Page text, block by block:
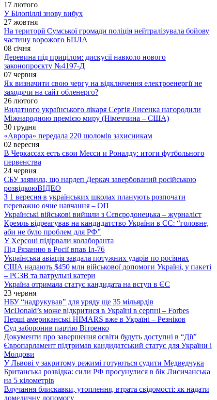
17 лютого
У Білопіллі знову вибух
27 жовтня
На території Сумської громади поліція нейтралізувала бойову
частину ворожого БПЛА
08 січня
Деревина під прицілом: дискусії навколо нового
законопроєкту №4197-Д
07 червня
Як визначити свою чергу на відключення електроенергії не
заходячи на сайт обленерго?
26 лютого
Видатного українського лікаря Сергія Лисенка нагородили
Міжнародною премією миру (Німеччина – США)
30 грудня
«Аврора» передала 220 шоломів захисникам
02 вересня
В Черкассах есть свои Месси и Роналду: итоги футбольного
первенства
24 червня
СБУ заявила, що нардеп Деркач завербований російською
розвідкоюВІДЕО
З 1 вересня в українських школах планують розпочати
переважно очне навчання – ОП
Українські військові вийшли з Сєвєродонецька – журналіст
Кремль відреагував на кандидатство України в ЄС: “головне,
аби не було проблем для РФ”
У Херсоні підірвали колаборанта
Під Рязанню в Росії впав Іл-76
Українська авіація завдала потужних ударів по росіянах
США надають $450 млн військової допомоги Україні, у пакеті
– РСЗВ та патрульні катери
Україна отримала статус кандидата на вступ в ЄС
23 червня
НБУ “надрукував” для уряду ще 35 мільярдів
McDonald’s може відкритися в Україні в серпні – Forbes
Перші американські HIMARS вже в Україні – Резніков
Суд заборонив партію Вітренко
Документи про завершення освіти будуть доступні в “Дії”
Європарламент підтримав кандидатський статус для України і
Молдови
У Львові у закритому режимі готуються судити Медведчука
Британська розвідка: сили РФ просунулися в бік Лисичанська
на 5 кілометрів
Влучання блискавки, утоплення, втрата свідомості: як надати
домедичну допомогу